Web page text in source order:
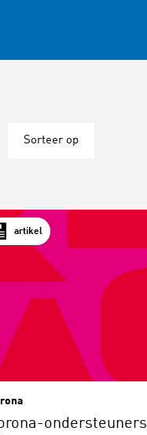
Sorteer op
artikel
ondersteuners